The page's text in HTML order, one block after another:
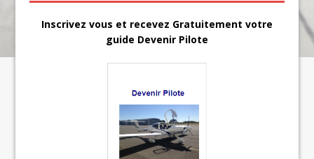
Inscrivez vous et recevez Gratuitement votre
guide Devenir Pilote